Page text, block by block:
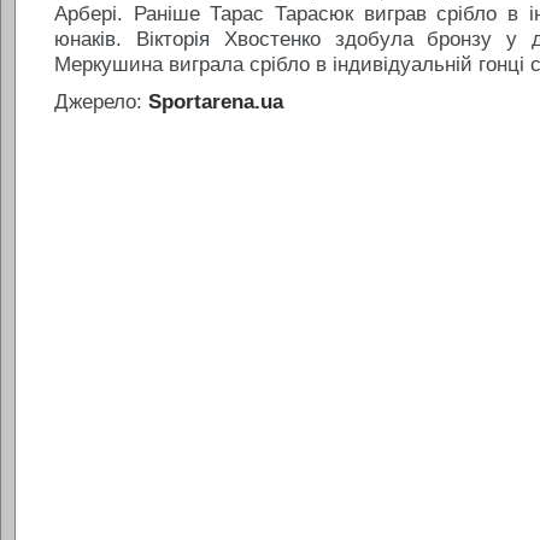
Арбері. Раніше Тарас Тарасюк виграв срібло в
юнаків. Вікторія Хвостенко здобула бронзу у
Меркушина виграла срібло в індивідуальній гонці
Джерело: Sportarena.ua